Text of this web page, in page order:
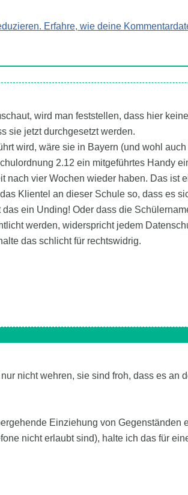
Erfahre, wie deine
wird man feststellen, dass hier
sie jetzt durchgesetzt werden.
wird, wäre sie in Bayern (und wohl
2.12 ein mitgeführtes Handy
nach vier Wochen wieder haben. Das ist
Klientel an dieser Schule so, dass es
ein Unding! Oder dass die
werden, widerspricht jedem
das schlicht für rechtswidrig.
nicht wehren, sie sind froh, dass es an
Einziehung von Gegenständen
nicht erlaubt sind), halte ich das für